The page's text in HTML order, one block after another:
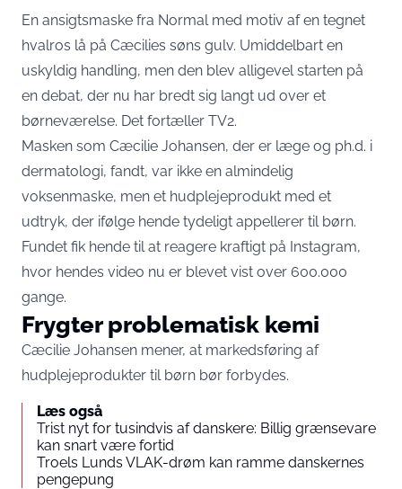
En ansigtsmaske fra Normal med motiv af en tegnet
hvalros lå på Cæcilies søns gulv. Umiddelbart en
uskyldig handling, men den blev alligevel starten på
en debat, der nu har bredt sig langt ud over et
børneværelse. Det fortæller TV2.
Masken som Cæcilie Johansen, der er læge og ph.d. i
dermatologi, fandt, var ikke en almindelig
voksenmaske, men et hudplejeprodukt med et
udtryk, der ifølge hende tydeligt appellerer til børn.
Fundet fik hende til at reagere kraftigt på Instagram,
hvor hendes video nu er blevet vist over 600.000
gange.
Frygter problematisk kemi
Cæcilie Johansen mener, at markedsføring af
hudplejeprodukter til børn bør forbydes.
Læs også
Trist nyt for tusindvis af danskere: Billig grænsevare
kan snart være fortid
Troels Lunds VLAK-drøm kan ramme danskernes
pengepung